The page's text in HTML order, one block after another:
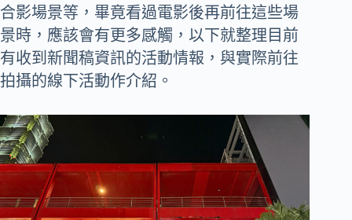
合影場景等，畢竟看過電影後再前往這些場
景時，應該會有更多感觸，以下就整理目前
有收到新聞稿資訊的活動情報，與實際前往
拍攝的線下活動作介紹。